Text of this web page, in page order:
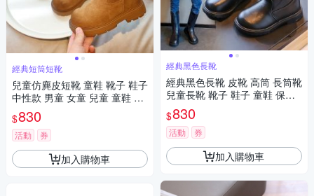
經典短筒短靴
兒童仿麂皮短靴 童鞋 靴子 鞋子
中性款 男童 女童 兒童 童鞋 橘
魔法 現貨 【BB8952】
$830
活動 券
加入購物車
經典黑色長靴
經典黑色長靴 皮靴 高筒 長筒靴
兒童長靴 靴子 鞋子 童鞋 保暖
女童 兒童 大童 橘魔法 現貨【B
B8942】
$830
活動 券
加入購物車